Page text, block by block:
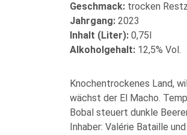
Geschmack: trocken
Jahrgang: 2023
Inhalt (Liter): 0,75l
Alkoholgehalt: 12,5% Vol.
Knochentrockenes Land,
wächst der El Macho.
Bobal steuert dunkle
Inhaber: Valérie Bataille